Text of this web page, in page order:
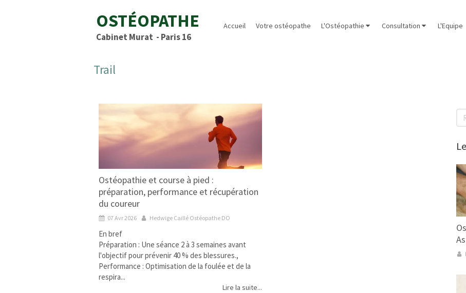
Accueil Votre ostéopathe L'Ostéopathie Consultation L'Equipe
OSTÉOPATHE
Cabinet Murat - Paris 16
Trail
Ostéopathie et course à pied :
préparation, performance et récupération
du coureur
07 Avr 2026 Hedwige Caillé Ostéopathe DO
En bref
Préparation : Une séance 2 à 3 semaines avant
l'objectif pour prévenir 40 % des blessures.,
Performance : Optimisation de la foulée et de la
respira...
Lire la suite...